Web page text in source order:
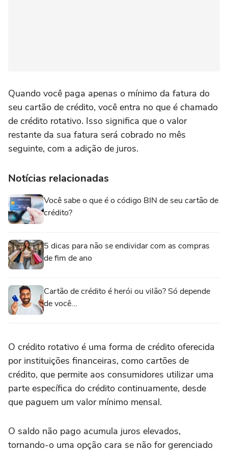
Quando você paga apenas o mínimo da fatura do
seu cartão de crédito, você entra no que é chamado
de crédito rotativo. Isso significa que o valor
restante da sua fatura será cobrado no mês
seguinte, com a adição de juros.
Notícias relacionadas
Você sabe o que é o código BIN de seu cartão de
crédito?
5 dicas para não se endividar com as compras
de fim de ano
Cartão de crédito é herói ou vilão? Só depende
de você...
O crédito rotativo é uma forma de crédito oferecida
por instituições financeiras, como cartões de
crédito, que permite aos consumidores utilizar uma
parte específica do crédito continuamente, desde
que paguem um valor mínimo mensal.
O saldo não pago acumula juros elevados,
tornando-o uma opção cara se não for gerenciado